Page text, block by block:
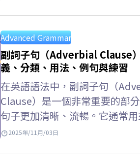
題。 Key…
Advanced Grammar
副詞子句（Adverbial Clause
義、分類、用法、例句與練習
在英語語法中，副詞子句（
Clause）是一個非常重要的部
句子更加清晰、流暢。它通常用
「when（何時）、where（在哪
2025年/11月/03日